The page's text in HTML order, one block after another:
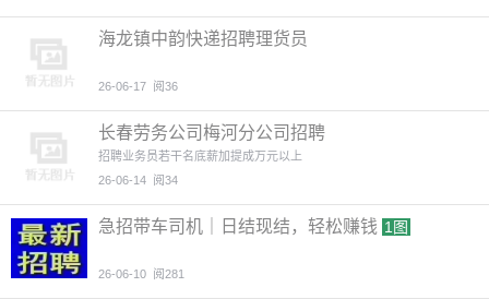
海龙镇中韵快递招聘理货员
26-06-17 阅36
长春劳务公司梅河分公司招聘
招聘业务员若干名底薪加提成万元以上
26-06-14 阅34
急招带车司机｜日结现结，轻松赚钱 1图
26-06-10 阅281